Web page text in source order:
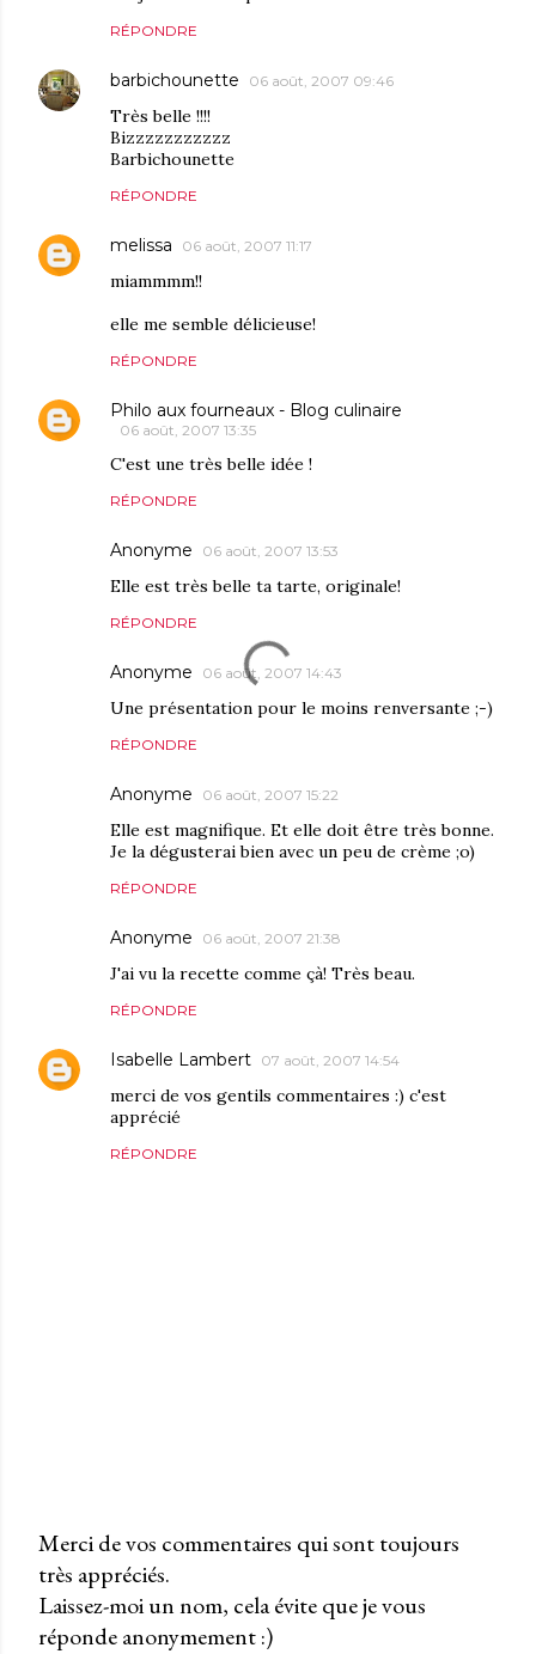
RÉPONDRE
barbichounette 06 août, 2007 09:46
Très belle !!!!
Bizzzzzzzzzzz
Barbichounette
RÉPONDRE
melissa 06 août, 2007 11:17
miammmm!!
elle me semble délicieuse!
RÉPONDRE
Philo aux fourneaux - Blog culinaire
06 août, 2007 13:35
C'est une très belle idée !
RÉPONDRE
Anonyme 06 août, 2007 13:53
Elle est très belle ta tarte, originale!
RÉPONDRE
Anonyme 06 août, 2007 14:43
Une présentation pour le moins renversante ;-)
RÉPONDRE
Anonyme 06 août, 2007 15:22
Elle est magnifique. Et elle doit être très bonne.
Je la dégusterai bien avec un peu de crème ;o)
RÉPONDRE
Anonyme 06 août, 2007 21:38
J'ai vu la recette comme çà! Très beau.
RÉPONDRE
Isabelle Lambert 07 août, 2007 14:54
merci de vos gentils commentaires :) c'est
apprécié
RÉPONDRE
P
u
b
Merci de vos commentaires qui sont toujours
très appréciés.
Laissez-moi un nom, cela évite que je vous
réponde anonymement :)